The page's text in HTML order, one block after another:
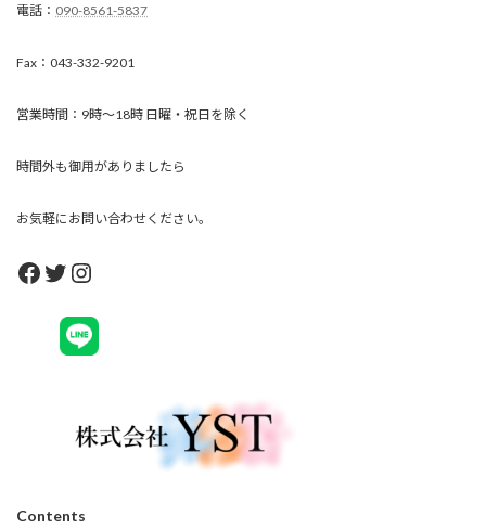
電話： 090-8561-5837
Fax：043-332-9201
営業時間：9時～18時 日曜・祝日を除く
時間外も御用がありましたら
お気軽にお問い合わせください。
Facebook
Twitter
Instagram
Contents